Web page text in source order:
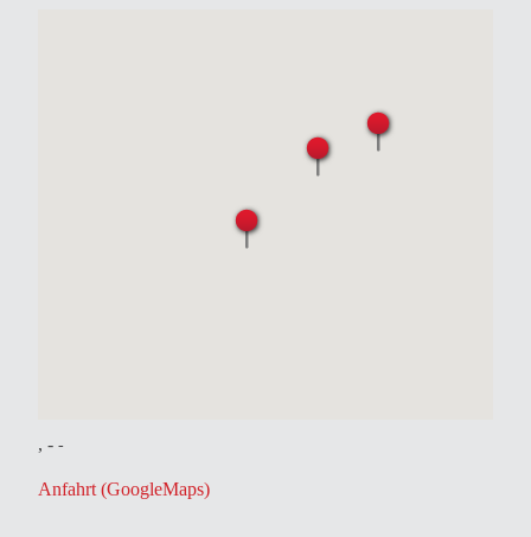
, - -
Anfahrt (GoogleMaps)